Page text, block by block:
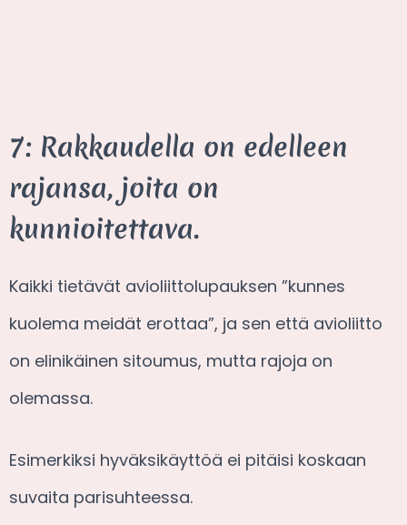
7: Rakkaudella on edelleen
rajansa, joita on
kunnioitettava.
Kaikki tietävät avioliittolupauksen ”kunnes
kuolema meidät erottaa”, ja sen että avioliitto
on elinikäinen sitoumus, mutta rajoja on
olemassa.
Esimerkiksi hyväksikäyttöä ei pitäisi koskaan
suvaita parisuhteessa.